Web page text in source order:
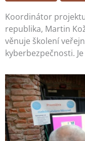
Koordinátor
republika, Martin
věnuje školení
kyberbezpečnosti.